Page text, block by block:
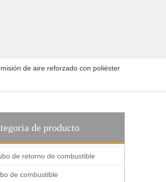
de aire reforzado con poliéster
de producto
de retorno de combustible
de combustible